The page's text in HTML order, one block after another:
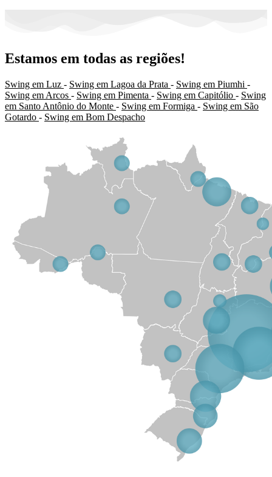
Estamos em todas as regiões!
Swing em Luz - Swing em Lagoa da Prata - Swing em Piumhi -
Swing em Arcos - Swing em Pimenta - Swing em Capitólio - Swing
em Santo Antônio do Monte - Swing em Formiga - Swing em São
Gotardo - Swing em Bom Despacho